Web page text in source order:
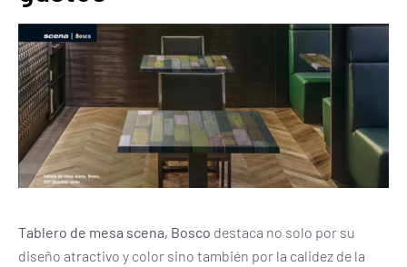
Tablero de mesa scena, Bosco destaca no solo por su
diseño atractivo y color sino también por la calidez de la